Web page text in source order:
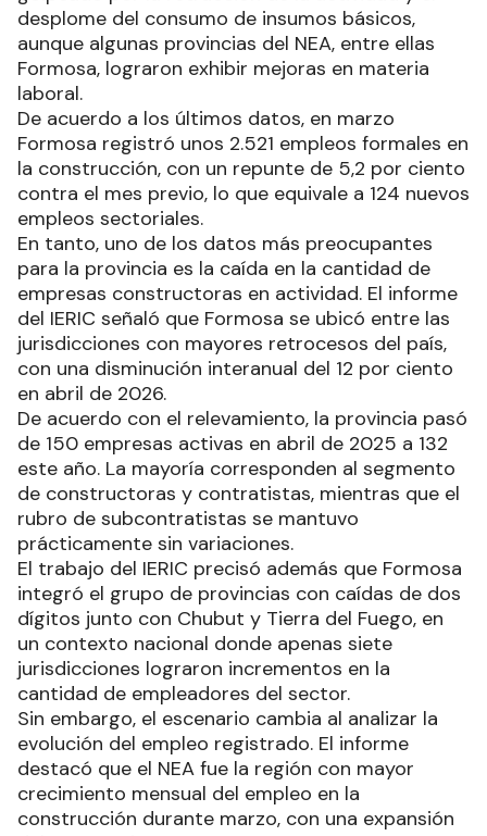
desplome del consumo de insumos básicos,
aunque algunas provincias del NEA, entre ellas
Formosa, lograron exhibir mejoras en materia
laboral.
De acuerdo a los últimos datos, en marzo
Formosa registró unos 2.521 empleos formales en
la construcción, con un repunte de 5,2 por ciento
contra el mes previo, lo que equivale a 124 nuevos
empleos sectoriales.
En tanto, uno de los datos más preocupantes
para la provincia es la caída en la cantidad de
empresas constructoras en actividad. El informe
del IERIC señaló que Formosa se ubicó entre las
jurisdicciones con mayores retrocesos del país,
con una disminución interanual del 12 por ciento
en abril de 2026.
De acuerdo con el relevamiento, la provincia pasó
de 150 empresas activas en abril de 2025 a 132
este año. La mayoría corresponden al segmento
de constructoras y contratistas, mientras que el
rubro de subcontratistas se mantuvo
prácticamente sin variaciones.
El trabajo del IERIC precisó además que Formosa
integró el grupo de provincias con caídas de dos
dígitos junto con Chubut y Tierra del Fuego, en
un contexto nacional donde apenas siete
jurisdicciones lograron incrementos en la
cantidad de empleadores del sector.
Sin embargo, el escenario cambia al analizar la
evolución del empleo registrado. El informe
destacó que el NEA fue la región con mayor
crecimiento mensual del empleo en la
construcción durante marzo, con una expansión